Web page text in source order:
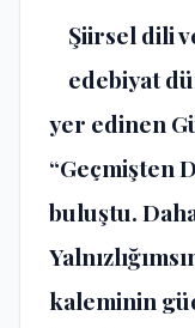
Şiirsel dili
edebiyat
yer edinen
“Geçmişten
buluştu.
kaleminin